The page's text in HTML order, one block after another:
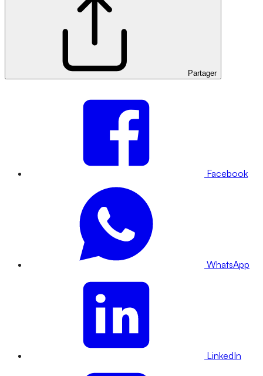
Partager
Facebook
WhatsApp
LinkedIn